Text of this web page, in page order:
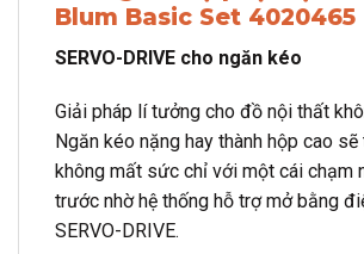
Blum Basic Set 4020465
SERVO-DRIVE cho ngăn kéo
Giải pháp lí tưởng cho đồ nội thất
Ngăn kéo nặng hay thành hộp cao
không mất sức chỉ với một cái chạm
trước nhờ hệ thống hỗ trợ mở bằng
SERVO-DRIVE.